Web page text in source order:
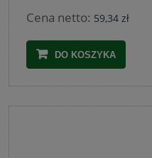
Cena netto: 59,34 zł
DO KOSZYKA